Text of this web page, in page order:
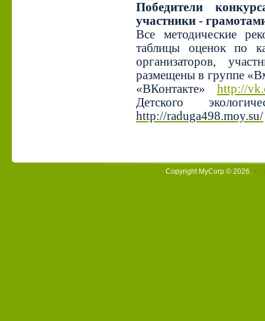
Победители
участники -
Все методические
таблицы оценок по
организаторов,
размещены в группе
«ВКонтакте» http://
Детского
http://raduga498.moy.su/
Copyright MyCorp © 2026.